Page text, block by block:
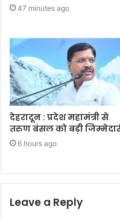
47 minutes ago
देहरादून : प्रदेश महामंत्री से
तरुण बंसल को बड़ी
6 hours ago
Leave a Reply